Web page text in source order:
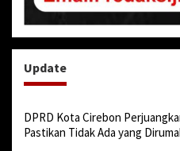
Update
DPRD Kota Cirebon
Pastikan Tidak Ada yang